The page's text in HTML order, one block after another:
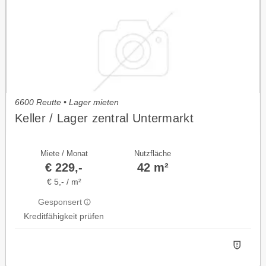
6600 Reutte • Lager mieten
Keller / Lager zentral Untermarkt
Miete / Monat
€ 229,-
€ 5,- / m²
Gesponsert
Kreditfähigkeit prüfen
Nutzfläche
42 m²